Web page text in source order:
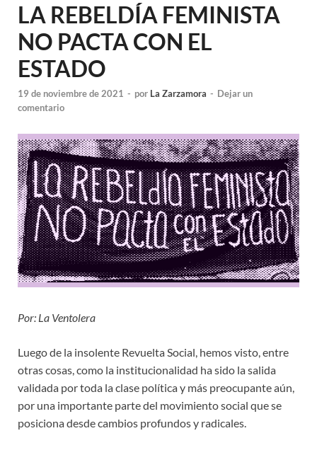
LA REBELDÍA FEMINISTA
NO PACTA CON EL
ESTADO
19 de noviembre de 2021 - por La Zarzamora - Dejar un
comentario
Por: La Ventolera
Luego de la insolente Revuelta Social, hemos visto, entre
otras cosas, como la institucionalidad ha sido la salida
validada por toda la clase política y más preocupante aún,
por una importante parte del movimiento social que se
posiciona desde cambios profundos y radicales.